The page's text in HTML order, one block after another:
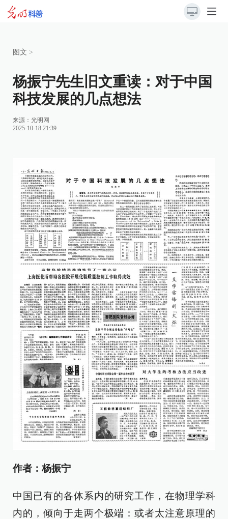
图文 >
杨振宁先生旧文重读：对于中国
科技发展的几点想法
来源： 光明网
2025-10-18 21:39
作者：杨振宁
中国已有的各体系内的研究工作，在物理学科
内的，倾向于走两个极端：或者太注意原理的